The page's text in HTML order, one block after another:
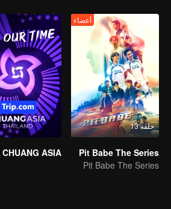
حلقة 13
أعضاء
Pit Babe The Series
Pit Babe The Series
CHUANG ASIA